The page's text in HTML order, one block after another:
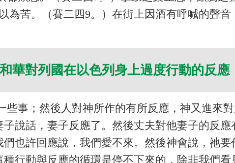
為苦。（賽二四9。）在街上因酒有呼喊的聲
華對列國在以色列身上過度行動的反應
些事；然後人對神所作的有所反應，神又進來
說話，妻子反應了。然後丈夫對他妻子的反
也許回應說，我們愛不來。然後神會說，祂
行動與反應的循環是停不下來的，除非我們